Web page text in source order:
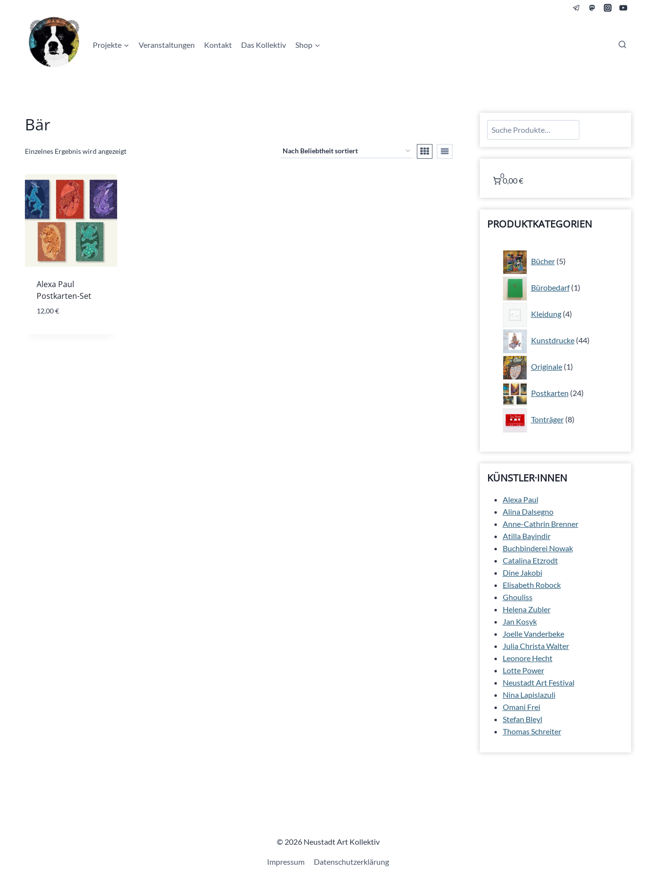
Projekte
Veranstaltungen Kontakt Das Kollektiv Shop
Bär
Einzelnes Ergebnis wird angezeigt
Alexa Paul
Postkarten-Set
12,00€
Suchen
0
0,00 €
PRODUKTKATEGORIEN
Bücher 5
Produkte
Bürobedarf 1
Produkt
Kleidung 4
Produkte
Kunstdrucke 44
Produkte
Originale 1
Produkt
Postkarten 24
Produkte
Tonträger 8
Produkte
KÜNSTLER·INNEN
Alexa Paul
Alina Dalsegno
Anne-Cathrin Brenner
Atilla Bayindir
Buchbinderei Nowak
Catalina Etzrodt
Dine Jakobi
Elisabeth Robock
Ghouliss
Helena Zubler
Jan Kosyk
Joelle Vanderbeke
Julia Christa Walter
Leonore Hecht
Lotte Power
Neustadt Art Festival
Nina Lapislazuli
Omani Frei
Stefan Bleyl
Thomas Schreiter
© 2026 Neustadt Art Kollektiv
Impressum Datenschutzerklärung